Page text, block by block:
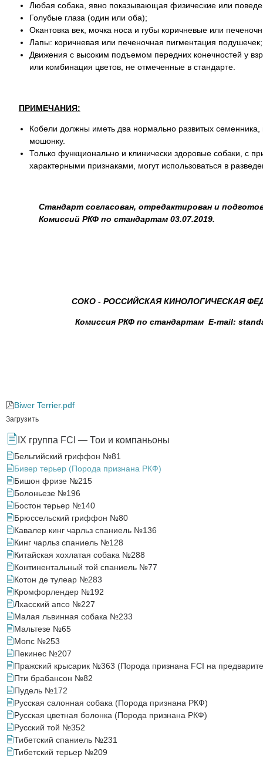
Любая собака, явно показывающая физические или
Голубые глаза (один или оба);
Окантовка век, мочка носа и губы коричневые или
Лапы: коричневая или печеночная пигментация
Движения с высоким подъемом передних конечностей у
или комбинация цветов, не отмеченные в стандарте.
ПРИМЕЧАНИЯ:
Кобели должны иметь два нормально развитых
мошонку.
Только функционально и клинически здоровые собаки, с
характерными признаками, могут использоваться в
Стандарт согласован, отредактирован и
Комиссий РКФ по стандартам 03.07.2019.
СОКО - РОССИЙСКАЯ КИНОЛОГИЧЕСКАЯ
Комиссия РКФ по стандартам E-mail:
Biwer Terrier.pdf
Загрузить
IX группа FCI — Тои и компаньоны
Бельгийский гриффон №81
Бивер терьер (Порода признана РКФ)
Бишон фризе №215
Болоньезе №196
Бостон терьер №140
Брюссельский гриффон №80
Кавалер кинг чарльз спаниель №136
Кинг чарльз спаниель №128
Китайская хохлатая собака №288
Континентальный той спаниель №77
Котон де тулеар №283
Кромфорлендер №192
Лхасский апсо №227
Малая львинная собака №233
Мальтезе №65
Мопс №253
Пекинес №207
Пражский крысарик №363 (Порода признана FCI на
Пти брабансон №82
Пудель №172
Русская салонная собака (Порода признана РКФ)
Русская цветная болонка (Порода признана РКФ)
Русский той №352
Тибетский спаниель №231
Тибетский терьер №209